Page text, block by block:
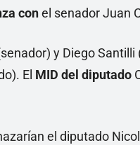
conel senador Juan
y Diego Santilli
El MID del diputado
el diputado